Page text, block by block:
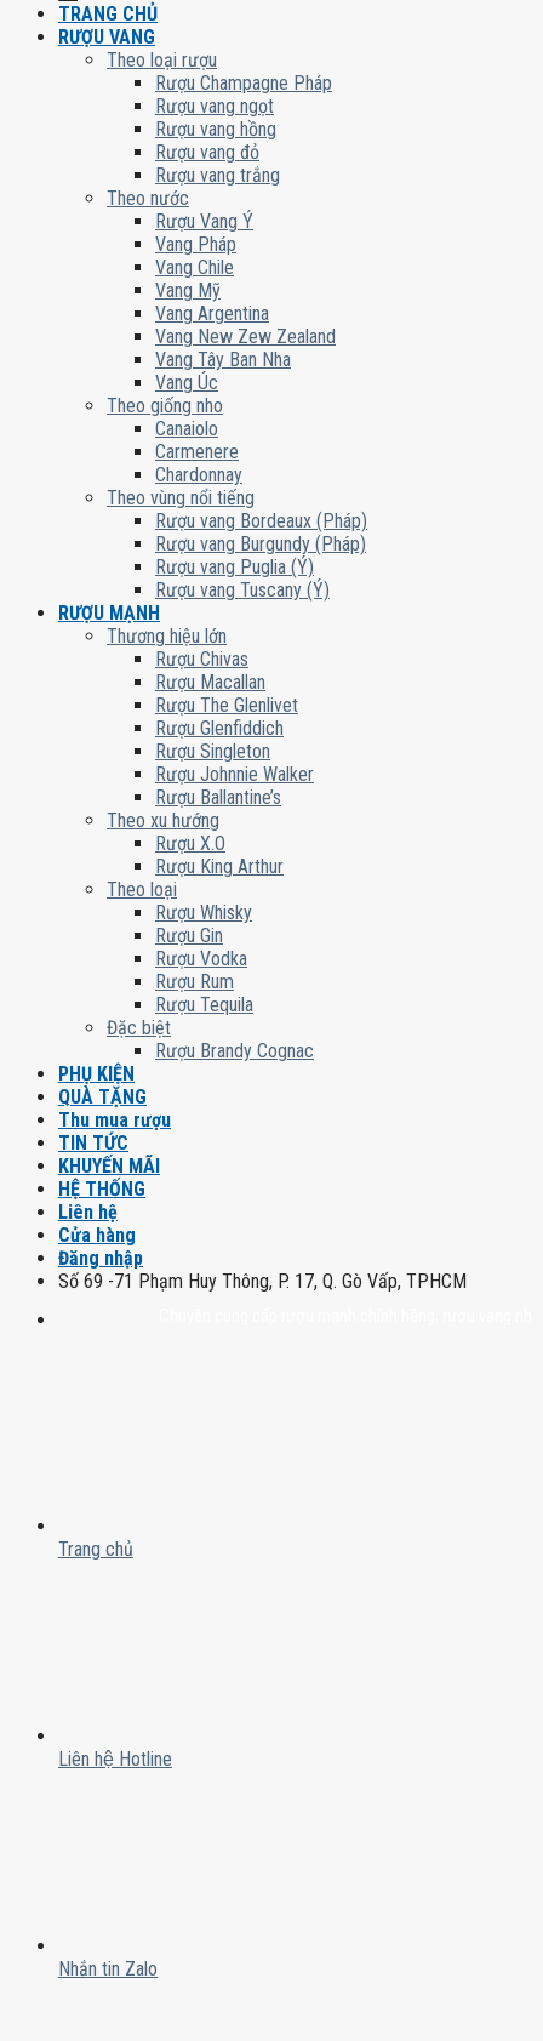
TRANG CHỦ
RƯỢU VANG
Theo loại rượu
Rượu Champagne Pháp
Rượu vang ngọt
Rượu vang hồng
Rượu vang đỏ
Rượu vang trắng
Theo nước
Rượu Vang Ý
Vang Pháp
Vang Chile
Vang Mỹ
Vang Argentina
Vang New Zew Zealand
Vang Tây Ban Nha
Vang Úc
Theo giống nho
Canaiolo
Carmenere
Chardonnay
Theo vùng nổi tiếng
Rượu vang Bordeaux (Pháp)
Rượu vang Burgundy (Pháp)
Rượu vang Puglia (Ý)
Rượu vang Tuscany (Ý)
RƯỢU MẠNH
Thương hiệu lớn
Rượu Chivas
Rượu Macallan
Rượu The Glenlivet
Rượu Glenfiddich
Rượu Singleton
Rượu Johnnie Walker
Rượu Ballantine’s
Theo xu hướng
Rượu X.O
Rượu King Arthur
Theo loại
Rượu Whisky
Rượu Gin
Rượu Vodka
Rượu Rum
Rượu Tequila
Đặc biệt
Rượu Brandy Cognac
PHỤ KIỆN
QUÀ TẶNG
Thu mua rượu
TIN TỨC
KHUYẾN MÃI
HỆ THỐNG
Liên hệ
Cửa hàng
Đăng nhập
Số 69 -71 Phạm Huy Thông, P. 17, Q. Gò Vấp, TPHCM
Trang chủ
Liên hệ Hotline
Nhắn tin Zalo